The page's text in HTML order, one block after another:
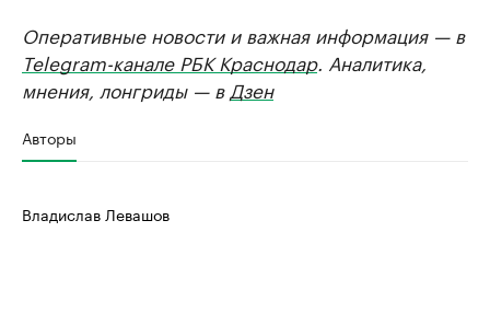
Оперативные новости и важная информация — в
Telegram-канале РБК Краснодар. Аналитика,
мнения, лонгриды — в Дзен
Авторы
Владислав Левашов